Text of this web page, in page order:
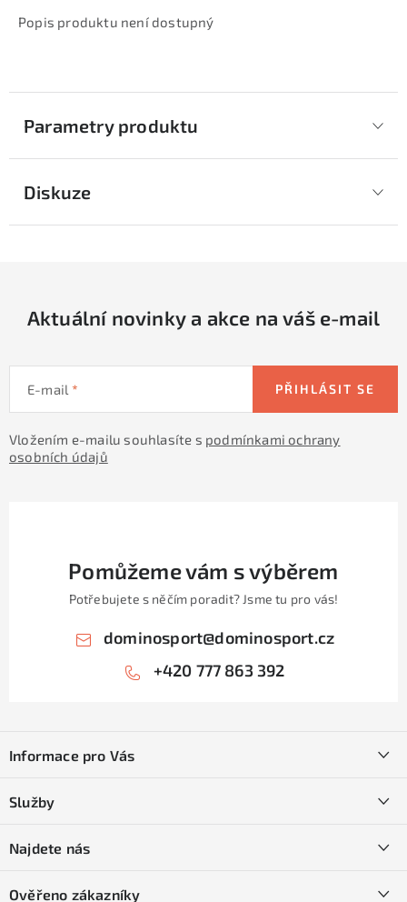
Popis produktu není dostupný
Parametry produktu
Diskuze
Aktuální novinky a akce na váš e-mail
E-mail
Vložením e-mailu souhlasíte s podmínkami ochrany
osobních údajů
PŘIHLÁSIT SE
Pomůžeme vám s výběrem
Potřebujete s něčím poradit? Jsme tu pro vás!
dominosport@dominosport.cz
+420 777 863 392
pInformace pro Vás
Obchodní podmínky
Podmínky GDPR
Služby
Najdete nás
Ověřeno zákazníky